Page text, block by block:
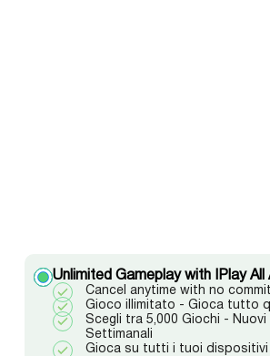
Unlimited Gameplay with IPlay
Cancel anytime with no
Gioco illimitato - Gioca tutto
Scegli tra 5,000 Giochi - Nuovi
Settimanali
Gioca su tutti i tuoi dispositivi